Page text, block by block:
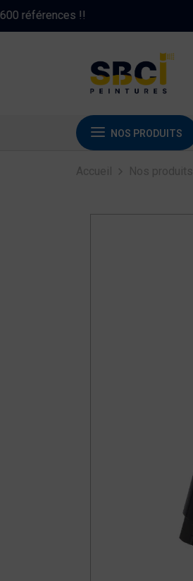
NOS PRODUITS
Accueil Nos produits